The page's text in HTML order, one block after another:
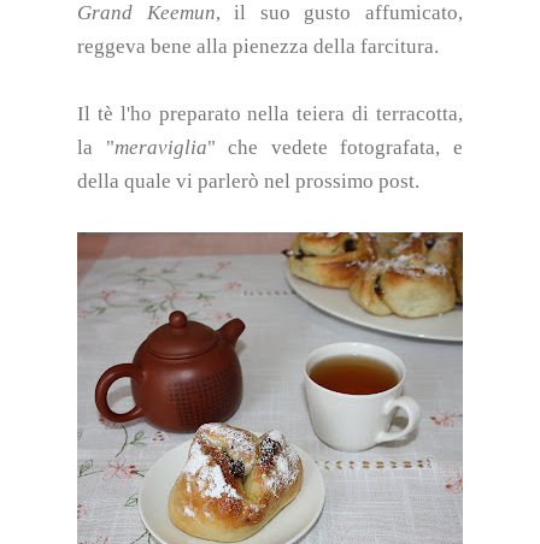
Grand Keemun, il suo gusto affumicato,
reggeva bene alla pienezza della farcitura.
Il tè l'ho preparato nella teiera di terracotta,
la "meraviglia" che vedete fotografata, e
della quale vi parlerò nel prossimo post.